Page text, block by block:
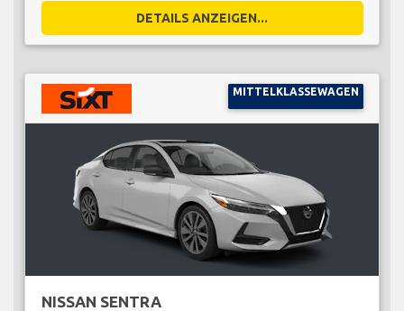
DETAILS ANZEIGEN...
MITTELKLASSEWAGEN
NISSAN SENTRA